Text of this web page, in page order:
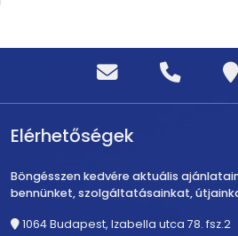
Elérhetőségek
Böngésszen kedvére aktuális
bennünket, szolgáltatásainkat,
1064 Budapest, Izabella utca 78. fsz.2